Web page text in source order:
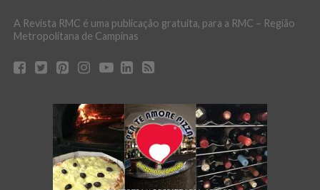
A Revista RMC é uma publicação gratuita, para a RMC – Região
Metropolitana de Campinas